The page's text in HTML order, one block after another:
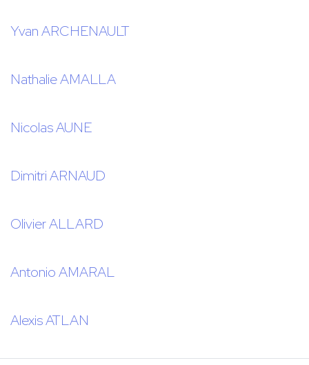
Yvan ARCHENAULT
Nathalie AMALLA
Nicolas AUNE
Dimitri ARNAUD
Olivier ALLARD
Antonio AMARAL
Alexis ATLAN